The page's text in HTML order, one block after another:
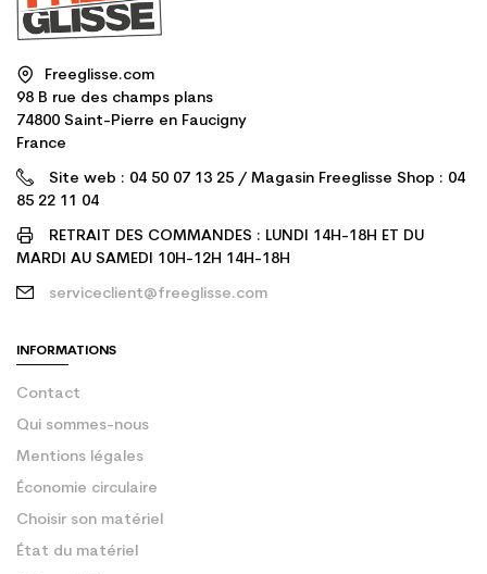
Freeglisse.com
98 B rue des champs plans
74800 Saint-Pierre en Faucigny
France
Site web : 04 50 07 13 25 / Magasin Freeglisse Shop : 04
85 22 11 04
RETRAIT DES COMMANDES : LUNDI 14H-18H ET DU
MARDI AU SAMEDI 10H-12H 14H-18H
serviceclient@freeglisse.com
INFORMATIONS
Contact
Qui sommes-nous
Mentions légales
Économie circulaire
Choisir son matériel
État du matériel